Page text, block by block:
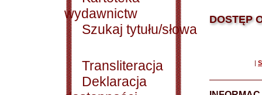
wydawnictw
Szukaj tytułu/słowa
Transliteracja
Deklaracja
DOSTĘP
|